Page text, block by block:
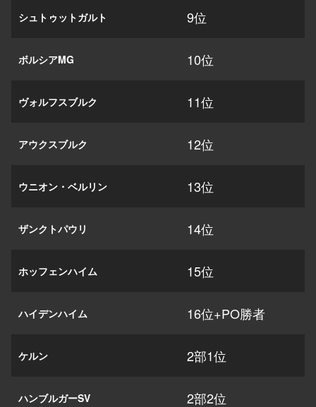
シュトゥットガルト 9位
ボルシアMG 10位
ヴォルフスブルク 11位
アウクスブルク 12位
ウニオン・ベルリン 13位
ザンクトパウリ 14位
ホッフェンハイム 15位
ハイデンハイム 16位+PO勝者
ケルン 2部1位
ハンブルガーSV 2部2位